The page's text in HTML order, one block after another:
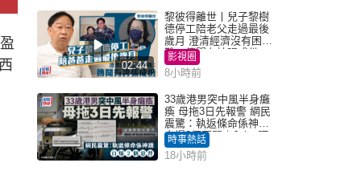
02:44
黎彼得離世丨兒子黎樹
德停工陪老父走過最後
歲月 澄清經濟沒有困
難：傳聞有誇張成份
影視圈
8小時前
33歲港男突中風半身癱
瘓 母拖3日先報警 網民
震驚：執返條命係神蹟
自爆2個惡習｜Juicy叮
時事熱話
18小時前